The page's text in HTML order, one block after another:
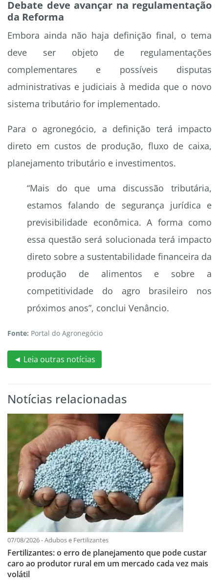
Debate deve avançar na regulamentação
da Reforma
Embora ainda não haja definição final, o tema
deve ser objeto de regulamentações
complementares e possíveis disputas
administrativas e judiciais à medida que o novo
sistema tributário for implementado.
Para o agronegócio, a definição terá impacto
direto em custos de produção, fluxo de caixa,
planejamento tributário e investimentos.
“Mais do que uma discussão tributária,
estamos falando de segurança jurídica e
previsibilidade econômica. A forma como
essa questão será solucionada terá impacto
direto sobre a sustentabilidade financeira da
produção de alimentos e sobre a
competitividade do agro brasileiro nos
próximos anos”, conclui Venâncio.
Fonte: Portal do Agronegócio
◄ Leia outras notícias
Notícias relacionadas
07/08/2026 - Adubos e Fertilizantes
Fertilizantes: o erro de planejamento que pode custar
caro ao produtor rural em um mercado cada vez mais
volátil